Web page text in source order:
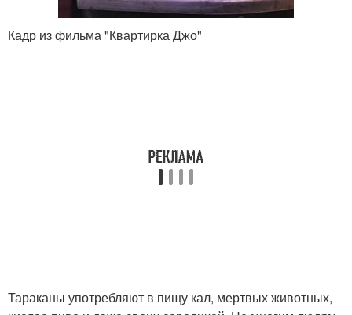
Кадр из фильма "Квартирка Джо"
Тараканы употребляют в пищу кал, мертвых животных,